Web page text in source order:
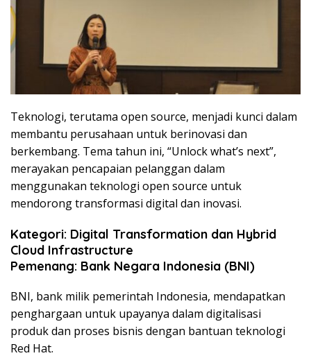
Teknologi, terutama open source, menjadi kunci dalam
membantu perusahaan untuk berinovasi dan
berkembang. Tema tahun ini, “Unlock what’s next”,
merayakan pencapaian pelanggan dalam
menggunakan teknologi open source untuk
mendorong transformasi digital dan inovasi.
Kategori: Digital Transformation dan Hybrid
Cloud Infrastructure
Pemenang: Bank Negara Indonesia (BNI)
BNI, bank milik pemerintah Indonesia, mendapatkan
penghargaan untuk upayanya dalam digitalisasi
produk dan proses bisnis dengan bantuan teknologi
Red Hat.